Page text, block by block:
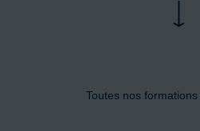
Toutes nos